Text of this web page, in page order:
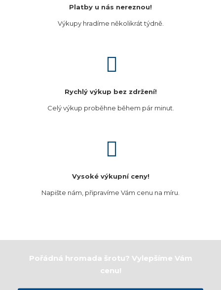
Platby u nás nereznou!
Výkupy hradíme několikrát týdně.
Rychlý výkup bez zdržení!
Celý výkup proběhne během pár minut.
Vysoké výkupní ceny!
Napište nám, připravíme Vám cenu na míru.
Pořádná hromada šrotu? Vylepšíme Vám
cenu!